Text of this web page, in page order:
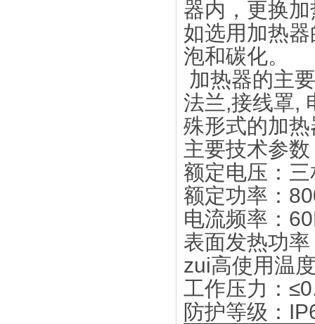
器内，更换
如选用加热
泡和碳化。
加热器的主
法兰,接线罩,
殊形式的加
主要技术参数
额定电压：
额定功率：
电流频率：
表面发热功
zui高使用温
工作压力：
防护等级：